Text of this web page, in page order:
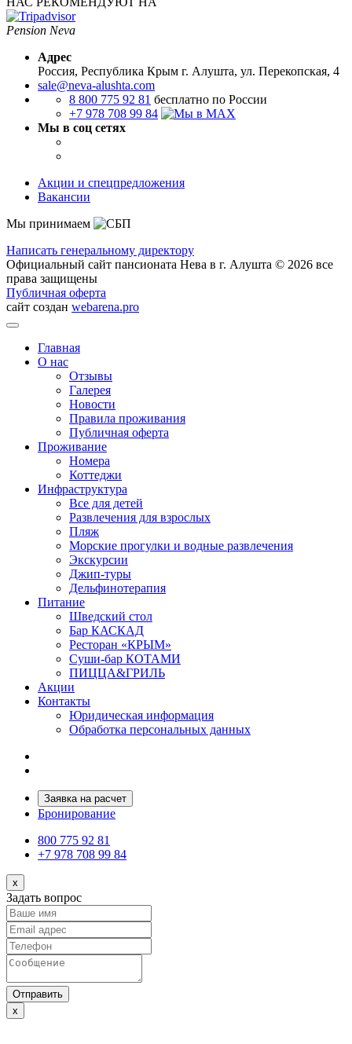
Pension Neva
Адрес
Россия, Республика Крым г. Алушта, ул. Перекопская, 4
sale@neva-alushta.com
8 800 775 92 81 бесплатно по России
+7 978 708 99 84
Мы в соц сетях
Акции и спецпредложения
Вакансии
Мы принимаем
Написать генеральному директору
Официальный сайт пансионата Нева в г. Алушта © 2026 все
права защищены
Публичная оферта
сайт создан webarena.pro
Главная
О нас
Отзывы
Галерея
Новости
Правила проживания
Публичная оферта
Проживание
Номера
Коттеджи
Инфраструктура
Все для детей
Развлечения для взрослых
Пляж
Морские прогулки и водные развлечения
Экскурсии
Джип-туры
Дельфинотерапия
Питание
Шведский стол
Бар КАСКАД
Ресторан «КРЫМ»
Суши-бар КОТАМИ
ПИЦЦА&ГРИЛЬ
Акции
Контакты
Юридическая информация
Обработка персональных данных
Заявка на расчет
Бронирование
800 775 92 81
+7 978 708 99 84
x
Задать вопрос
Отправить
x